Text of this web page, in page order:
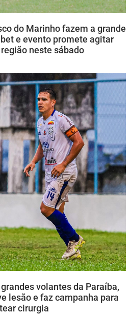
do Marinho fazem a grande
e evento promete agitar
neste sábado
volantes da Paraíba,
lesão e faz campanha para
cirurgia